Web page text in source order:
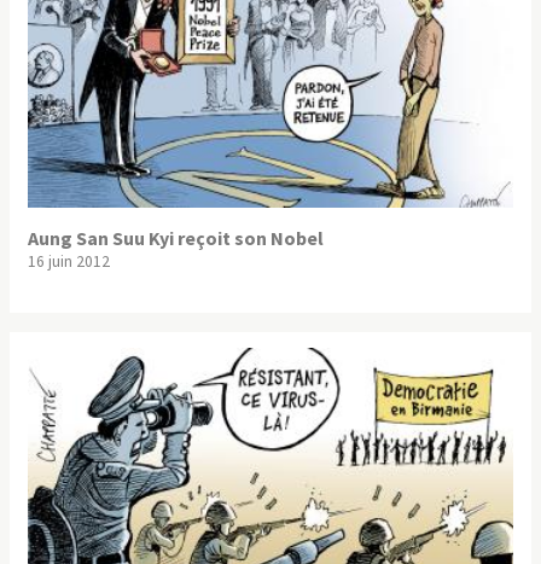
Aung San Suu Kyi reçoit son Nobel
16 juin 2012